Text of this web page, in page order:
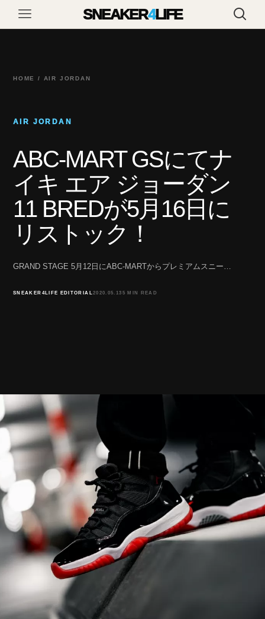
SNEAKER4LIFE
HOME / AIR JORDAN
AIR JORDAN
ABC-MART GSにてナ
イキ エア ジョーダン
11 BREDが5月16日に
リストック！
GRAND STAGE 5月12日にABC-MARTからプレミアムスニー…
SNEAKER4LIFE EDITORIAL2020.05.13 5 MIN READ